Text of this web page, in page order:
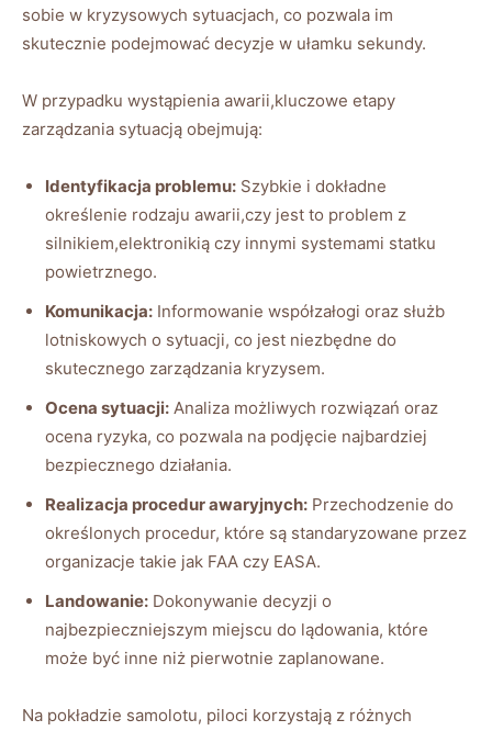
sobie w kryzysowych sytuacjach, co pozwala im
⁣skutecznie ⁤podejmować decyzje w ułamku sekundy.
W ‍przypadku ‍wystąpienia awarii,kluczowe ⁢etapy
zarządzania ⁣sytuacją obejmują:
Identyfikacja problemu: Szybkie i ​dokładne
⁣określenie rodzaju awarii,czy jest to problem z
silnikiem,elektronikią czy innymi ⁣systemami statku
powietrznego.
Komunikacja: Informowanie współzałogi oraz służb
lotniskowych o sytuacji, co jest niezbędne ‍do
skutecznego zarządzania kryzysem.
Ocena ​sytuacji: Analiza możliwych rozwiązań oraz
ocena ryzyka, ⁤co pozwala na podjęcie najbardziej
bezpiecznego działania.
Realizacja procedur awaryjnych: Przechodzenie‌ do⁣
określonych procedur, które ⁢są standaryzowane ‍przez
‍organizacje takie jak‍ FAA czy EASA.
Landowanie: Dokonywanie decyzji o
najbezpieczniejszym miejscu do lądowania, które
może być inne niż pierwotnie zaplanowane.
Na pokładzie samolotu, piloci korzystają z różnych